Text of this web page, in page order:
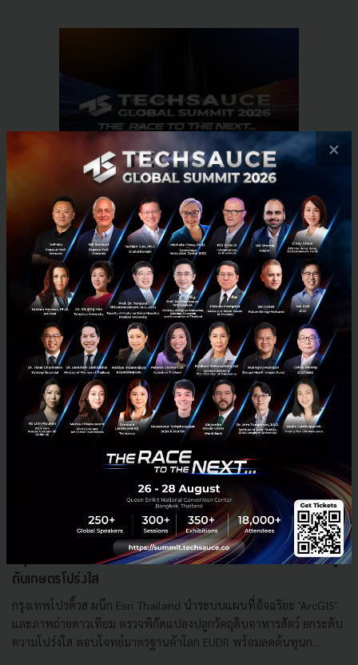
RELATED ARTICLE
กรุงเทพโปรดิ๊วส x Esri ใช้ดาวเทียม ArcGIS ส่องพิกัดแปลงปลูก
ดันเกษตรโปร่งใส
กรุงเทพโปรดิ๊วส ผนึก Esri Thailand นำระบบแผนที่อัจฉริยะ 'ArcGIS'
และภาพถ่ายดาวเทียม ตรวจพิกัดแปลงปลูกวัตถุดิบอาหารสัตว์ ยกระดับ
ความโปร่งใส ตอบโจทย์มาตรฐานค้าโลก EUDR พร้อมลดต้นทุนก...
×